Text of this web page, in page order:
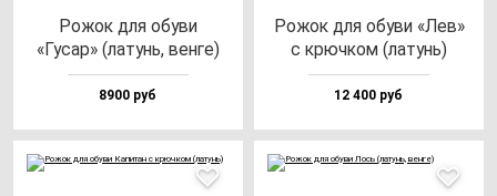
Рожок для обу­ви
«Гусар» (ла­тунь, вен­ге)
8900 руб
Рожок для обу­ви «Лев»
с крюч­ком (ла­тунь)
12 400 руб